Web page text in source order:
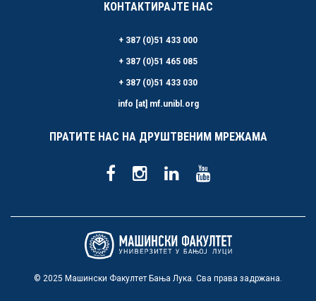
КОНТАКТИРАЈТЕ НАС
+ 387 (0)51 433 000
+ 387 (0)51 465 085
+ 387 (0)51 433 030
info [at] mf.unibl.org
ПРАТИТЕ НАС НА ДРУШТВЕНИМ МРЕЖАМА
© 2025 Машински Факултет Бања Лука. Сва права задржана.